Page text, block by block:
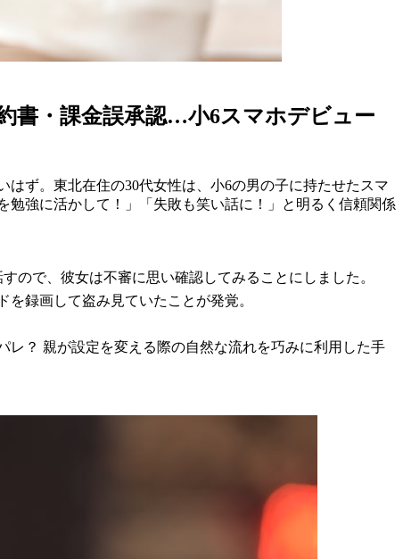
書・課金誤承認…小6スマホデビュー
ず。東北在住の30代女性は、小6の男の子に持たせたスマ
強に活かして！」「失敗も笑い話に！」と明るく信頼関係
ので、彼女は不審に思い確認してみることにしました。
録画して盗み見ていたことが発覚。
？ 親が設定を変える際の自然な流れを巧みに利用した手